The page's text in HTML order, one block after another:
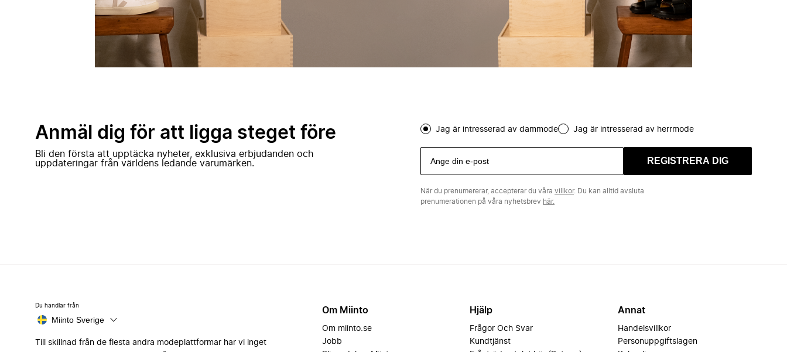
Anmäl dig för att ligga steget före
Bli den första att upptäcka nyheter, exklusiva erbjudanden och
uppdateringar från världens ledande varumärken.
Jag är intresserad av dammode Jag är intresserad av herrmode
REGISTRERA DIG
När du prenumererar, accepterar du våra villkor. Du kan alltid avsluta
prenumerationen på våra nyhetsbrev här.
Du handlar från
Miinto Sverige
Till skillnad från de flesta andra modeplattformar har vi inget
Om Miinto
Om miinto.se
Jobb
Hjälp
Frågor Och Svar
Kundtjänst
Annat
Handelsvillkor
Personuppgiftslagen